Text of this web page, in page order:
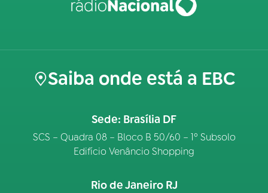
Saiba onde está a EBC
Sede: Brasília DF
SCS – Quadra 08 – Bloco B 50/60 – 1º Subsolo
Edifício Venâncio Shopping
Rio de Janeiro RJ